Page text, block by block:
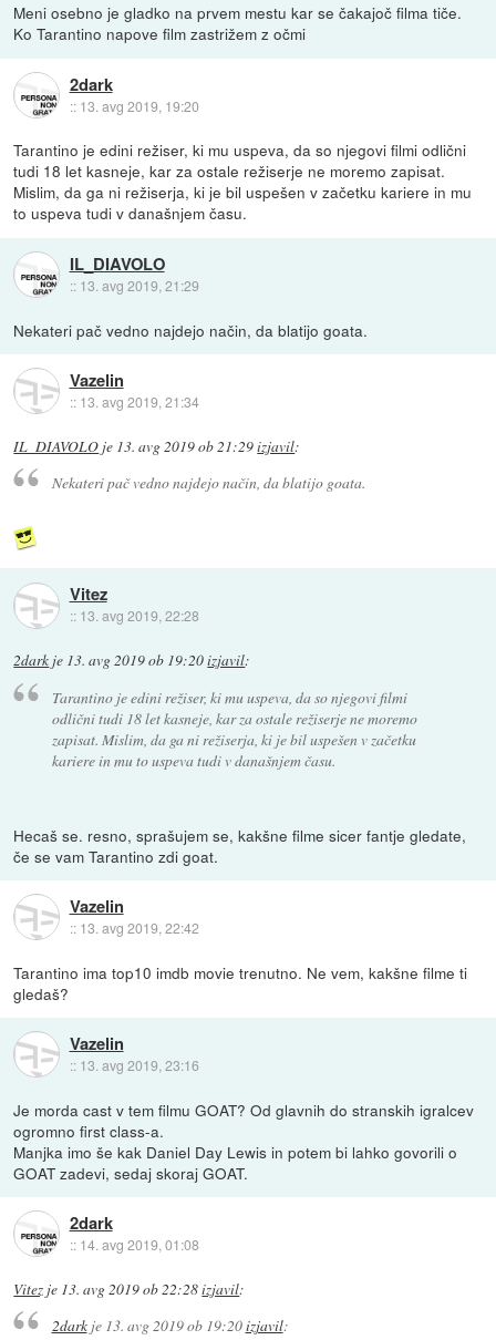
Meni osebno je gladko na prvem mestu kar se čakajoč filma tiče.
Ko Tarantino napove film zastrižem z očmi
2dark
:: 13. avg 2019, 19:20
Tarantino je edini režiser, ki mu uspeva, da so njegovi filmi odlični
tudi 18 let kasneje, kar za ostale režiserje ne moremo zapisat.
Mislim, da ga ni režiserja, ki je bil uspešen v začetku kariere in mu
to uspeva tudi v današnjem času.
IL_DIAVOLO
:: 13. avg 2019, 21:29
Nekateri pač vedno najdejo način, da blatijo goata.
Vazelin
:: 13. avg 2019, 21:34
IL_DIAVOLO je 13. avg 2019 ob 21:29izjavil:
Nekateri pač vedno najdejo način, da blatijo goata.
Vitez
:: 13. avg 2019, 22:28
2dark je 13. avg 2019 ob 19:20izjavil:
Tarantino je edini režiser, ki mu uspeva, da so njegovi filmi
odlični tudi 18 let kasneje, kar za ostale režiserje ne moremo
zapisat. Mislim, da ga ni režiserja, ki je bil uspešen v začetku
kariere in mu to uspeva tudi v današnjem času.
Hecaš se. resno, sprašujem se, kakšne filme sicer fantje gledate,
če se vam Tarantino zdi goat.
Vazelin
:: 13. avg 2019, 22:42
Tarantino ima top10 imdb movie trenutno. Ne vem, kakšne filme ti
gledaš?
Vazelin
:: 13. avg 2019, 23:16
Je morda cast v tem filmu GOAT? Od glavnih do stranskih igralcev
ogromno first class-a.
Manjka imo še kak Daniel Day Lewis in potem bi lahko govorili o
GOAT zadevi, sedaj skoraj GOAT.
2dark
:: 14. avg 2019, 01:08
Vitez je 13. avg 2019 ob 22:28izjavil:
2darkje 13. avg 2019 ob 19:20izjavil: